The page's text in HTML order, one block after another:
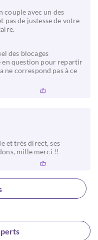
couple avec un des
pas de justesse de votre
des blocages
en question pour repartir
ne correspond pas à ce
et très direct, ses
mille merci !!